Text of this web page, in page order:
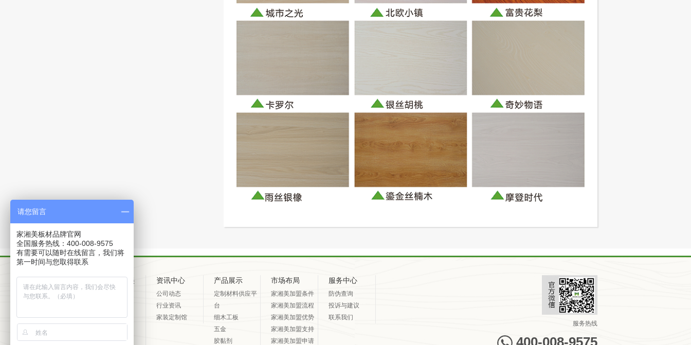
关于家湘美
企业文化
发展历程
资讯中心
公司动态
行业资讯
家装定制馆
产品展示
定制材料供应平
台
细木工板
五金
胶黏剂
市场布局
家湘美加盟条件
家湘美加盟流程
家湘美加盟优势
家湘美加盟支持
家湘美加盟申请
服务中心
防伪查询
投诉与建议
联系我们
服务热线
400-008-9575
请您留言
家湘美板材品牌官网
全国服务热线：400-008-9575
有需要可以随时在线留言，我们将
第一时间与您取得联系